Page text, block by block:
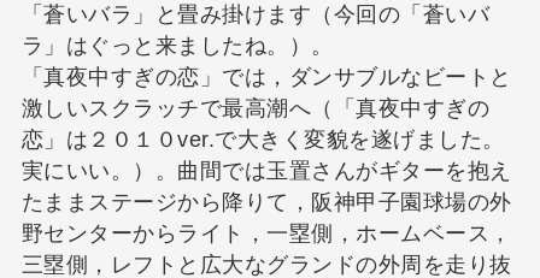
「蒼いバラ」と畳み掛けます（今回の「蒼いバ
ラ」はぐっと来ましたね。）。
「真夜中すぎの恋」では，ダンサブルなビートと
激しいスクラッチで最高潮へ（「真夜中すぎの
恋」は２０１０ver.で大きく変貌を遂げました。
実にいい。）。曲間では玉置さんがギターを抱え
たままステージから降りて，阪神甲子園球場の外
野センターからライト，一塁側，ホームベース，
三塁側，レフトと広大なグランドの外周を走り抜